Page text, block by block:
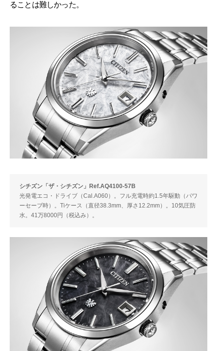
ることは難しかった。
シチズン「ザ・シチズン」Ref.AQ4100-57B
光発電エコ・ドライブ（Cal.A060）。フル充電時約1.5年駆動（パワ
ーセーブ時）。Tiケース（直径38.3mm、厚さ12.2mm）。10気圧防
水。41万8000円（税込み）。